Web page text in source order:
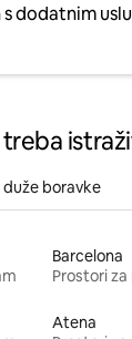
dodatnim
boravke
Barcelona
Prostori
Atena